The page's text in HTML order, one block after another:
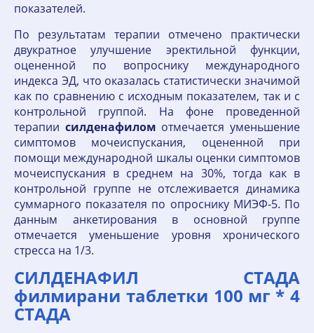
показателей.
По результатам терапии отмечено практически
двукратное улучшение эректильной функции,
оцененной по вопроснику международного
индекса ЭД, что оказалась статистически значимой
как по сравнению с исходным показателем, так и с
контрольной группой. На фоне проведенной
терапии силденафилом отмечается уменьшение
симптомов мочеиспускания, оцененной при
помощи международной шкалы оценки симптомов
мочеиспускания в среднем на 30%, тогда как в
контрольной группе не отслеживается динамика
суммарного показателя по опроснику МИЭФ-5. По
данным анкетирования в основной группе
отмечается уменьшение уровня хронического
стресса на 1/3.
СИЛДЕНАФИЛ СТАДА
филмирани таблетки 100 мг * 4
СТАДА